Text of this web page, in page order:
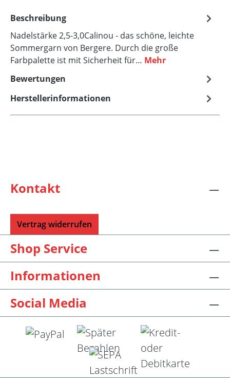
Beschreibung
Nadelstärke 2,5-3,0Calinou - das schöne, leichte
Sommergarn von Bergere. Durch die große
Farbpalette ist mit Sicherheit für… Mehr
Bewertungen
Herstellerinformationen
Kontakt
Vertrag widerrufen
Shop Service
Informationen
Social Media